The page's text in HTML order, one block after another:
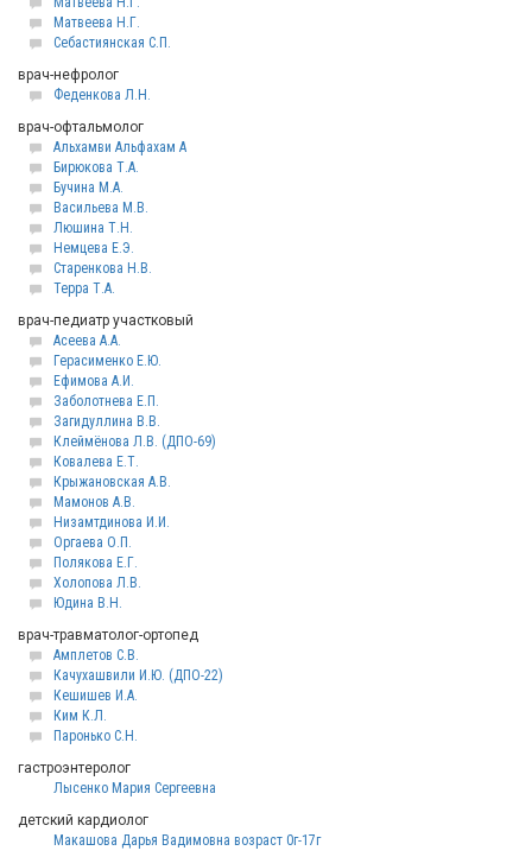
Матвеева Н.Г.
Себастиянская С.П.
врач-нефролог
Феденкова Л.Н.
врач-офтальмолог
Альхамви Альфахам А
Бирюкова Т.А.
Бучина М.А.
Васильева М.В.
Люшина Т.Н.
Немцева Е.Э.
Старенкова Н.В.
Терра Т.А.
врач-педиатр участковый
Асеева А.А.
Герасименко Е.Ю.
Ефимова А.И.
Заболотнева Е.П.
Загидуллина В.В.
Клеймёнова Л.В. (ДПО-69)
Ковалева Е.Т.
Крыжановская А.В.
Мамонов А.В.
Низамтдинова И.И.
Оргаева О.П.
Полякова Е.Г.
Холопова Л.В.
Юдина В.Н.
врач-травматолог-ортопед
Амплетов С.В.
Качухашвили И.Ю. (ДПО-22)
Кешишев И.А.
Ким К.Л.
Паронько С.Н.
гастроэнтеролог
Лысенко Мария Сергеевна
детский кардиолог
Макашова Дарья Вадимовна возраст 0г-17г